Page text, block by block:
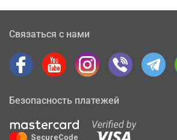
Связаться с нами
Безопасность платежей